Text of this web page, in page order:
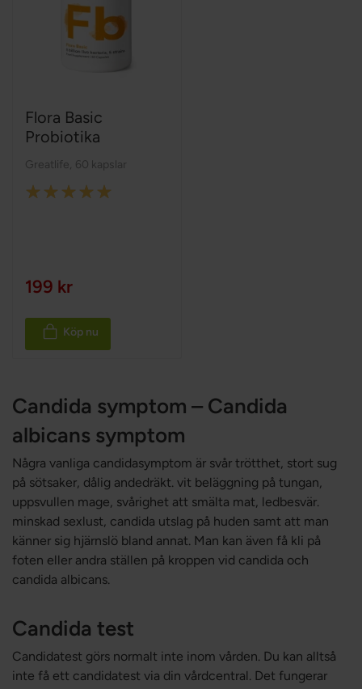
Flora Basic
Probiotika
Greatlife 60 kapslar
Rating:
199 kr
Köp nu
Candida symptom – Candida
albicans symptom
Några vanliga candidasymptom är svår trötthet, stort sug
på sötsaker, dålig andedräkt. vit beläggning på tungan,
uppsvullen mage, svårighet att smälta mat, ledbesvär.
minskad sexlust, candida utslag på huden samt att man
känner sig hjärnslö bland annat. Man kan även få kli på
foten eller andra ställen på kroppen vid candida och
candida albicans.
Candida test
Candidatest görs normalt inte inom vården. Du kan alltså
inte få ett candidatest via din vårdcentral. Det fungerar